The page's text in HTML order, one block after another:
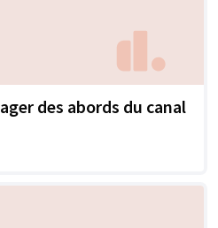
des abords du canal